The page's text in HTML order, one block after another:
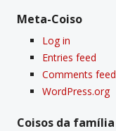
Meta-Coiso
Log in
Entries feed
Comments feed
WordPress.org
Coisos da famí­lia